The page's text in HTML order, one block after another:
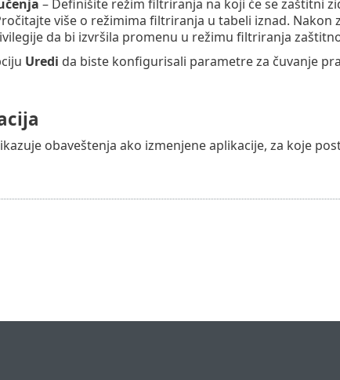
– Definišite režim filtriranja na koji će se zaštitni
više o režimima filtriranja u tabeli iznad. Nakon
da bi izvršila promenu u režimu filtriranja
Uredi da biste konfigurisali parametre za čuvanje
obaveštenja ako izmenjene aplikacije, za koje